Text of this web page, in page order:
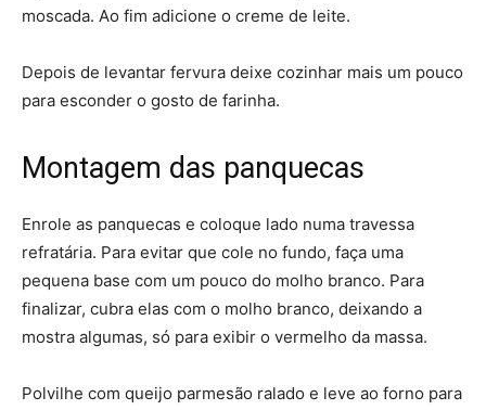
moscada. Ao fim adicione o creme de leite.
Depois de levantar fervura deixe cozinhar mais um pouco
para esconder o gosto de farinha.
Montagem das panquecas
Enrole as panquecas e coloque lado numa travessa
refratária. Para evitar que cole no fundo, faça uma
pequena base com um pouco do molho branco. Para
finalizar, cubra elas com o molho branco, deixando a
mostra algumas, só para exibir o vermelho da massa.
Polvilhe com queijo parmesão ralado e leve ao forno para